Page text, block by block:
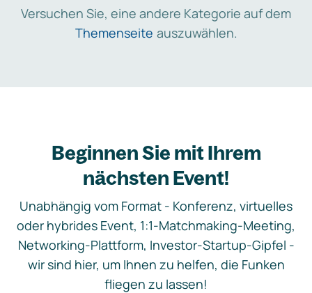
Versuchen Sie, eine andere Kategorie auf dem
Themenseite auszuwählen.
Beginnen Sie mit Ihrem
nächsten Event!
Unabhängig vom Format - Konferenz, virtuelles
oder hybrides Event, 1:1-Matchmaking-Meeting,
Networking-Plattform, Investor-Startup-Gipfel -
wir sind hier, um Ihnen zu helfen, die Funken
fliegen zu lassen!